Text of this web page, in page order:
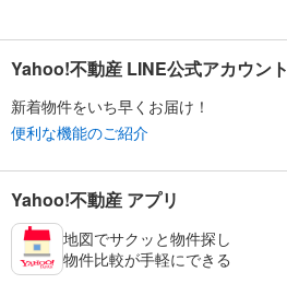
Yahoo!不動産 LINE公式アカウント
新着物件をいち早くお届け！
便利な機能のご紹介
Yahoo!不動産 アプリ
地図でサクッと物件探し
物件比較が手軽にできる